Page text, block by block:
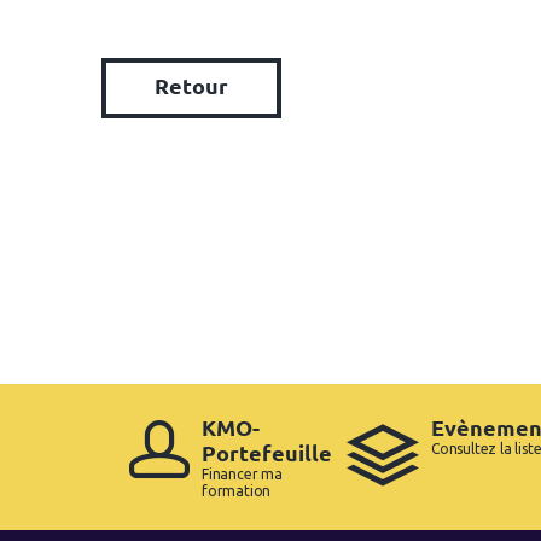
Retour
KMO-
Portefeuille
Financer ma
formation
Consultez la liste